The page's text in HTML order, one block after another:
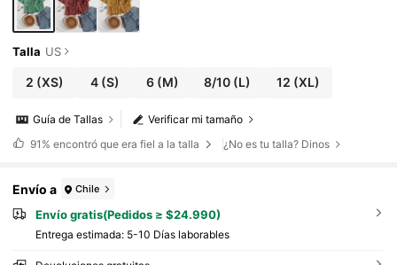
Talla US
2 (XS) 4(S) 6(M) 8/10 (L) 12 (XL)
Verificar mi tamaño
Guía de Tallas
91% encontró que era fiel a la talla ¿No es tu talla? Dinos
Envío a Chile
Envío gratis(Pedidos ≥ $24.990)
Entrega estimada: 5-10 Días laborables